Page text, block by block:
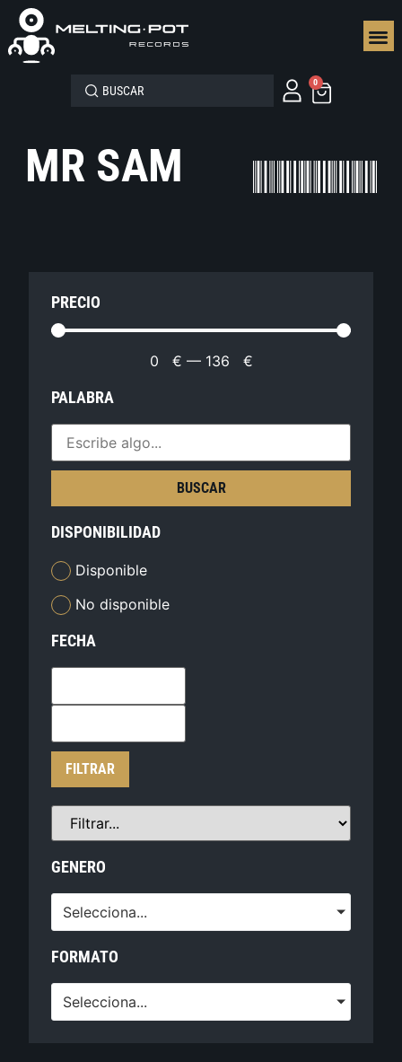
0
MR SAM
PRECIO
0 € — 136 €
PALABRA
BUSCAR
DISPONIBILIDAD
Disponible
No disponible
FECHA
FILTRAR
GENERO
Selecciona...
FORMATO
Selecciona...